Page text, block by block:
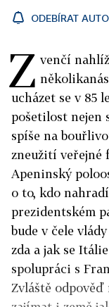
ODEBÍRAT
Z venčí
ucházet se v 85
pošetilost nejen
spíše na
zneužití veřejné
Apeninský
o to, kdo
prezidentském
bude v čele
zda a jak se
spolupráci s
Zvláště